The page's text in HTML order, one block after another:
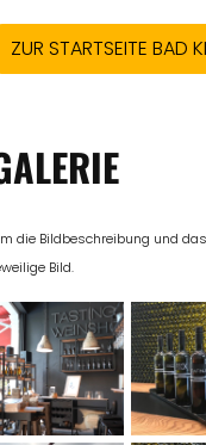
ZUR STARTSEITE BAD
die Bildbeschreibung und
Bild.